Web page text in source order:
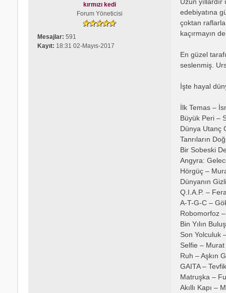
kırmızı kedi
Forum Yöneticisi
Mesajlar: 591
Kayıt: 18:31 02-Mayıs-2017
j
edebiyatına
çoktan
kaçırmayın
En güzel
seslenmiş.
İşte hayal
İlk Temas –
Büyük Peri –
Dünya Utanç
Tanrıların
Bir Sobeski
Angyra:
Hörgüç –
Dünyanın
Q.I.A.P. –
A-T-G-C –
Robomorfoz
Bin Yılın
Son Yolculuk
Selfie –
Ruh – Aşkın
GAITA –
Matruşka –
Akıllı Kapı –